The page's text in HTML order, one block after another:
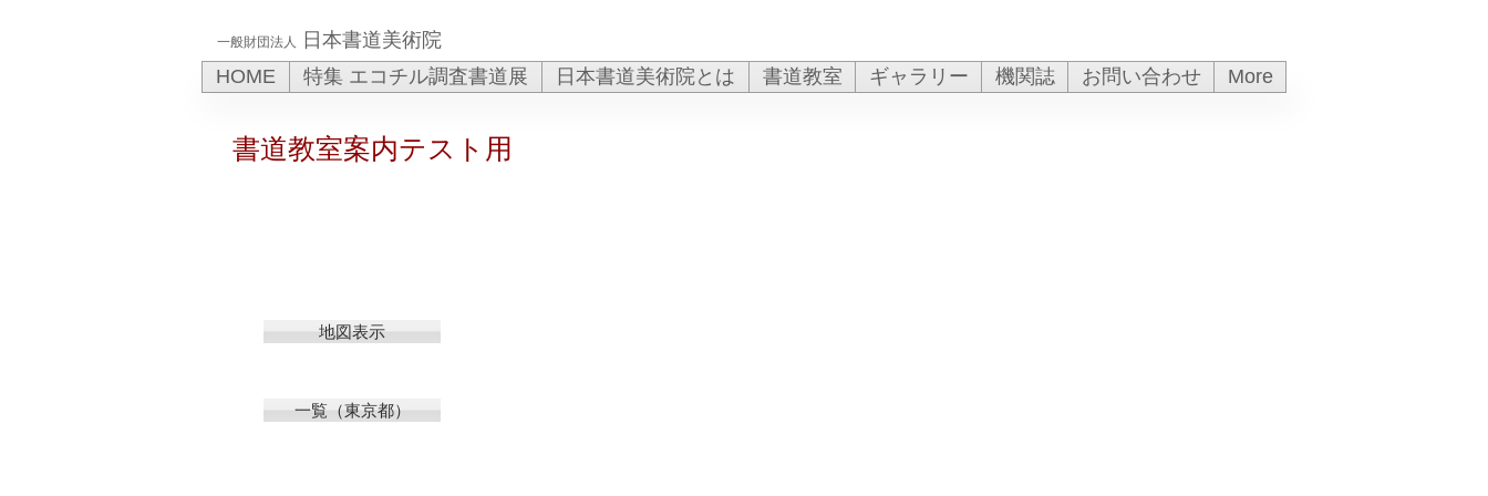
一般財団法人
日本書道美術院
HOME
特集 エコチル調査書道展 日本書道美術院とは 書道教室 ギャラリー 機関誌 お問い合わせ More
書道教室案内テスト用
地図表示
一覧（東京都）